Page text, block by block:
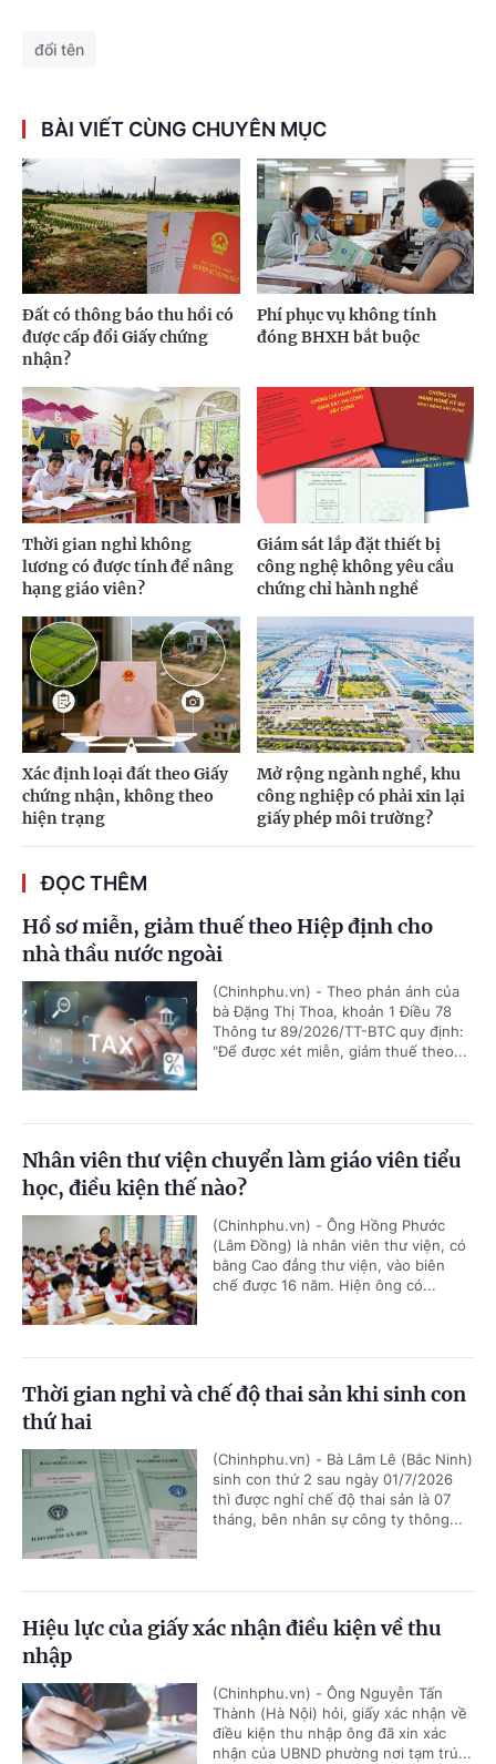
đổi tên
BÀI VIẾT CÙNG CHUYÊN MỤC
Đất có thông báo thu hồi có
được cấp đổi Giấy chứng
nhận?
Phí phục vụ không tính
đóng BHXH bắt buộc
Thời gian nghỉ không
lương có được tính để nâng
hạng giáo viên?
Giám sát lắp đặt thiết bị
công nghệ không yêu cầu
chứng chỉ hành nghề
Xác định loại đất theo Giấy
chứng nhận, không theo
hiện trạng
Mở rộng ngành nghề, khu
công nghiệp có phải xin lại
giấy phép môi trường?
ĐỌC THÊM
Hồ sơ miễn, giảm thuế theo Hiệp định cho
nhà thầu nước ngoài
(Chinhphu.vn) - Theo phản ánh của
bà Đặng Thị Thoa, khoản 1 Điều 78
Thông tư 89/2026/TT-BTC quy định:
"Để được xét miễn, giảm thuế theo...
Nhân viên thư viện chuyển làm giáo viên tiểu
học, điều kiện thế nào?
(Chinhphu.vn) - Ông Hồng Phước
(Lâm Đồng) là nhân viên thư viện, có
bằng Cao đẳng thư viện, vào biên
chế được 16 năm. Hiện ông có...
Thời gian nghỉ và chế độ thai sản khi sinh con
thứ hai
(Chinhphu.vn) - Bà Lâm Lê (Bắc Ninh)
sinh con thứ 2 sau ngày 01/7/2026
thì được nghỉ chế độ thai sản là 07
tháng, bên nhân sự công ty thông...
Hiệu lực của giấy xác nhận điều kiện về thu
nhập
(Chinhphu.vn) - Ông Nguyễn Tấn
Thành (Hà Nội) hỏi, giấy xác nhận về
điều kiện thu nhập ông đã xin xác
nhận của UBND phường nơi tạm trú...